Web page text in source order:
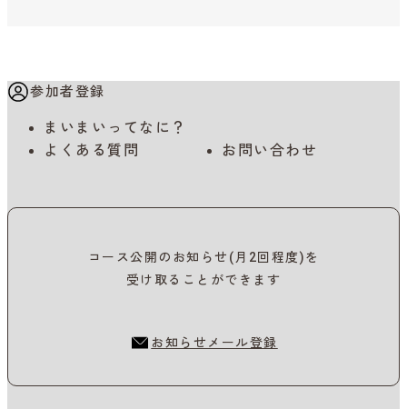
参加者登録
まいまいってなに？
よくある質問
お問い合わせ
コース公開のお知らせ(月2回程度)を
受け取ることができます
お知らせメール登録